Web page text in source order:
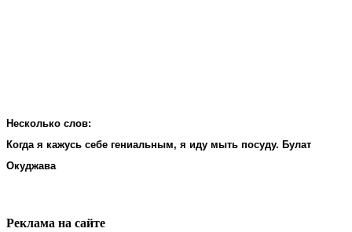
Несколько слов:
Когда я кажусь себе гениальным, я иду мыть посуду. Булат
Окуджава
Реклама на cайте